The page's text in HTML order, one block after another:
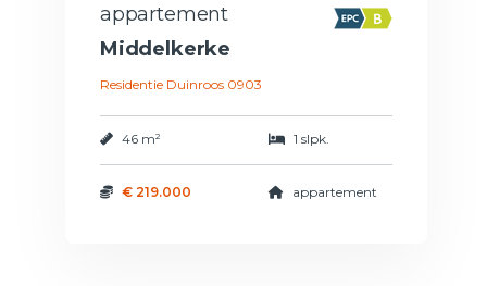
appartement
Middelkerke
Residentie Duinroos 0903
46 m² 1 slpk.
€ 219.000 appartement